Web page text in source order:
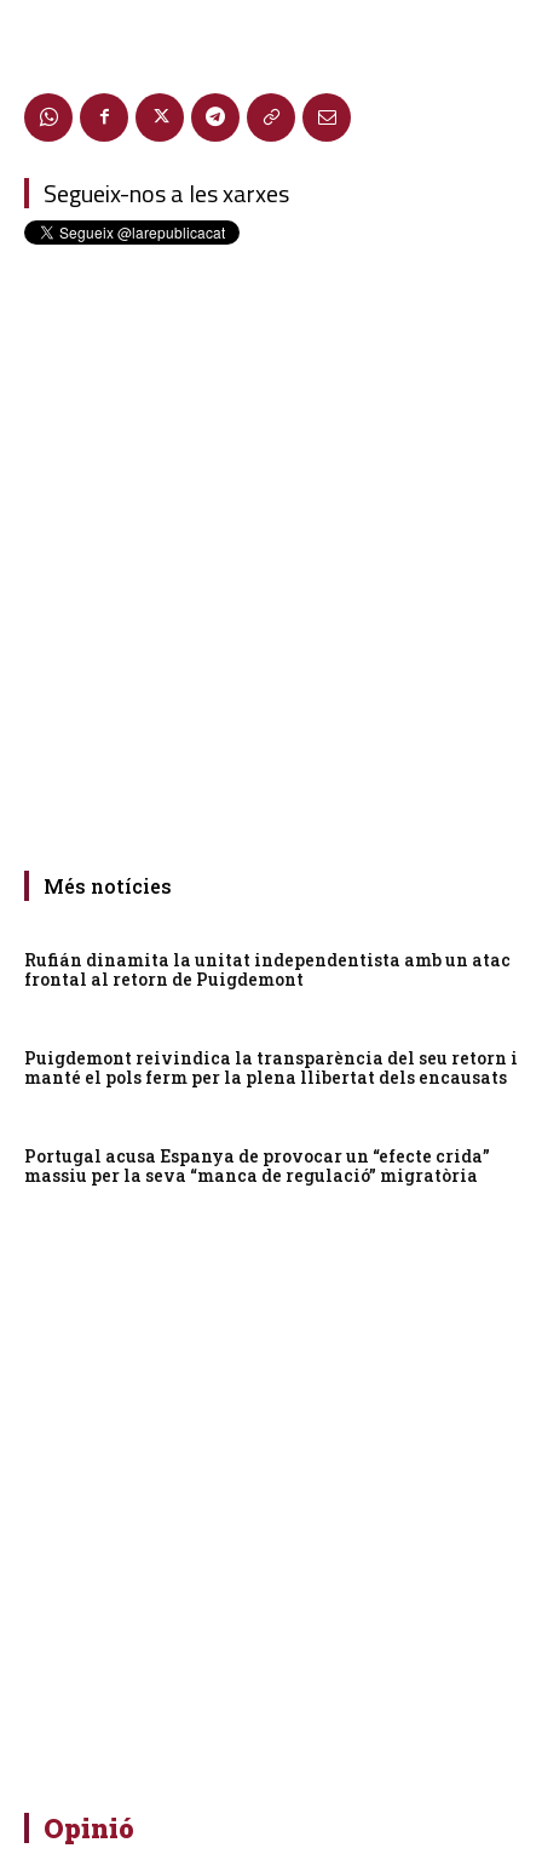
Segueix-nos a les xarxes
Més notícies
Rufián dinamita la unitat independentista amb un atac
frontal al retorn de Puigdemont
Puigdemont reivindica la transparència del seu retorn i
manté el pols ferm per la plena llibertat dels encausats
Portugal acusa Espanya de provocar un “efecte crida”
massiu per la seva “manca de regulació” migratòria
Opinió